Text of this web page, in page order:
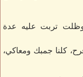
تربت عليه عدة
كلنا جمبك ومعاكي،